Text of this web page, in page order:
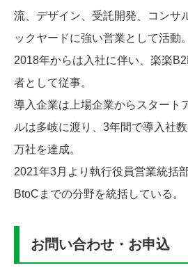
流、デザイン、受託開発、コンサ
ックヤードに強い営業として活動。
2018年からは入社に伴い、楽楽
者として従事。
導入企業は上場企業からスタート
ルは多岐に渡り、3年間で導入社
万社を達成。
2021年3月より執行役員営業統括
BtoCまでの分野を統括している。
お問い合わせ・お申込